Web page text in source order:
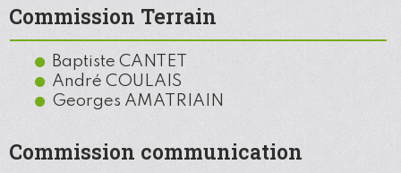
Commission Terrain
Baptiste CANTET
André COULAIS
Georges AMATRIAIN
Commission communication